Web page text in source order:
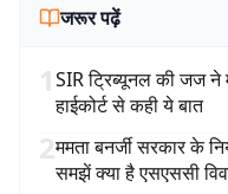
जरूर पढ़ें
1SIR ट्रिब्यूनल की जज ने
हाईकोर्ट से कही ये बात
2ममता बनर्जी सरकार के
समझें क्या है एसएससी